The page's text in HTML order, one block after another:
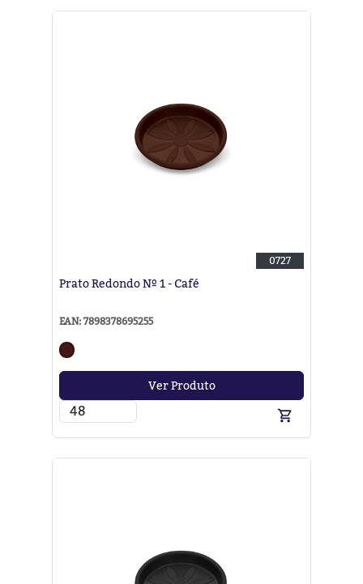
0727
Prato Redondo Nº 1 - Café
EAN: 7898378695255
Ver Produto